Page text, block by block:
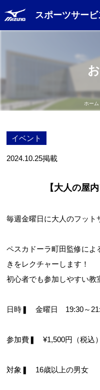
スポーツサービ
ホーム
イベント
2024.10.25掲載
【大人の屋
毎週金曜日に大人のフット
ペスカドーラ町田監修によ
きをレクチャーします！
初心者でも参加しやすい教
日時❚ 金曜日 19:30～
参加費❚ ¥1,500円（税込）
対象❚ 16歳以上の男女